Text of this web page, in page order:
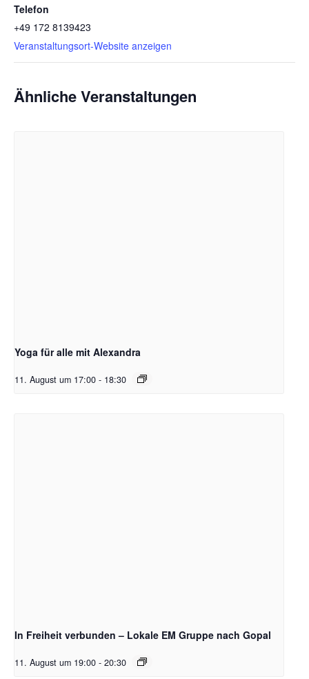
Telefon
+49 172 8139423
Veranstaltungsort-Website anzeigen
Ähnliche Veranstaltungen
Yoga für alle mit Alexandra
11. August um 17:00 - 18:30
In Freiheit verbunden – Lokale EM Gruppe nach Gopal
11. August um 19:00 - 20:30